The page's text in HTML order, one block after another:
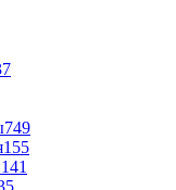
749
155
141